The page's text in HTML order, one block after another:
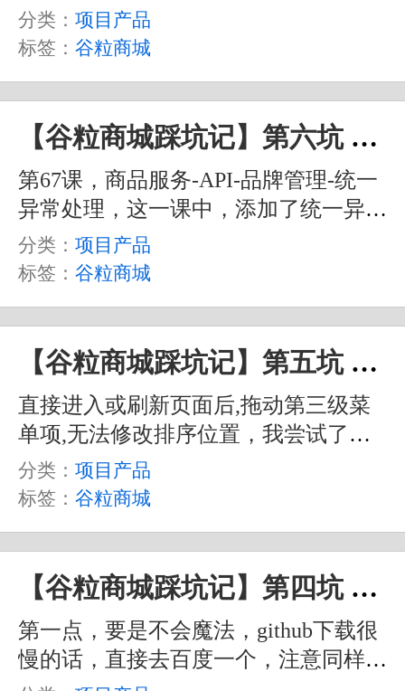
报错 pubsub 找不到。我这里浏览器稍
等一会还会直接卡死掉。
分类： 项目产品
标签： 谷粒商城
【谷粒商城踩坑记】第六坑 统一异常处理后控制台不显示错误信息
第67课，商品服务-API-品牌管理-统一
异常处理，这一课中，添加了统一异常
处理之后，控制台上就不显示异常报错
信息了。
分类： 项目产品
标签： 谷粒商城
【谷粒商城踩坑记】第五坑 拖拽组件三级菜单拖不了问题
直接进入或刷新页面后,拖动第三级菜
单项,无法修改排序位置，我尝试了直
接用源码包中提供的老师的代码也不
行，本身就有这个小 Bug ，或者说是
分类： 项目产品
标签： 谷粒商城
【谷粒商城踩坑记】第四坑 nacos 闪退问题
第一点，要是不会魔法，github下载很
慢的话，直接去百度一个，注意同样是